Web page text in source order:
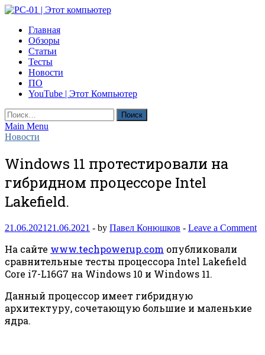
Skip
content
PC-01 | Этот компьютер
Компьютерные новости
Главная
Обзоры
Статьи
Тесты
Новости
ПО
YouTube | Этот Компьютер
Найти:
Main Menu
Новости
Windows 11 протестировали на
гибридном процессоре Intel
Lakefield.
21.06.2021 21.06.2021 - by Павел Конюшков - Leave a Comment
На сайте www.techpowerup.com опубликовали
сравнительные тесты процессора Intel Lakefield
Core i7-L16G7 на Windows 10 и Windows 11.
Данный процессор имеет гибридную
архитектуру, сочетающую большие и маленькие
ядра.